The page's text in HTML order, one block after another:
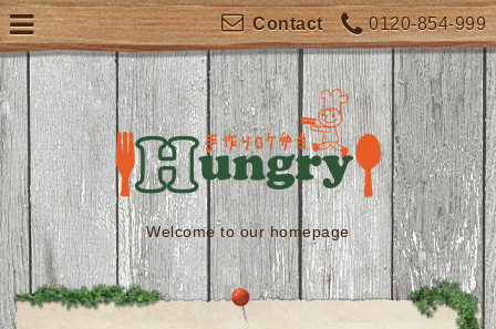
0120-854-999
Contact
Welcome to our homepage